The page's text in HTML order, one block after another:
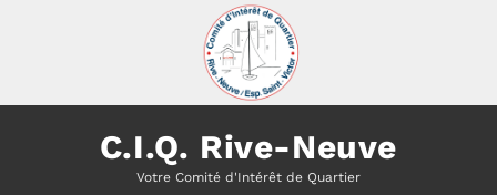
C.I.Q. Rive-Neuve
Votre Comité d'Intérêt de Quartier